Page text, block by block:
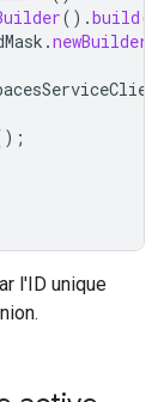
().build
.newBuilder
l'ID unique